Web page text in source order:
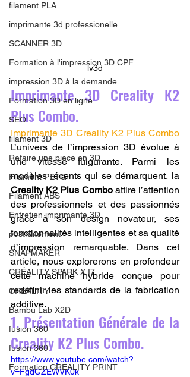
filament PLA
imprimante 3d professionelle
SCANNER 3D
Formation à l'impression 3D CPF
impression 3D à la demande
Formation 3D en ligne.
SEO
filament 3D
Refaire une piece en 3D
Filament PETG
Filament ABS
Entretien imprimante 3D
postraitement
SNAPMAKER
CRÉALITY SPARK X I7
CREALITY
Bambu Lab X2D
fusion 360
fusion 360
Formation CREALITY PRINT
lv3d
Imprimante 3D Creality K2
Plus Combo.
Imprimante 3D Creality K2 Plus Combo
L’univers de l’impression 3D évolue à
une vitesse fulgurante. Parmi les
Creality K2 Plus Combo attire l’attention
des professionnels et des passionnés
grâce à son design novateur, ses
fonctionnalités intelligentes et sa qualité
d’impression remarquable. Dans cet
article, nous explorerons en profondeur
cette machine hybride conçue pour
redéfinir les standards de la fabrication
additive.
1. Présentation Générale de la
Creality K2 Plus Combo.
https://www.youtube.com/watch?
v=FgdGZEWVK0k